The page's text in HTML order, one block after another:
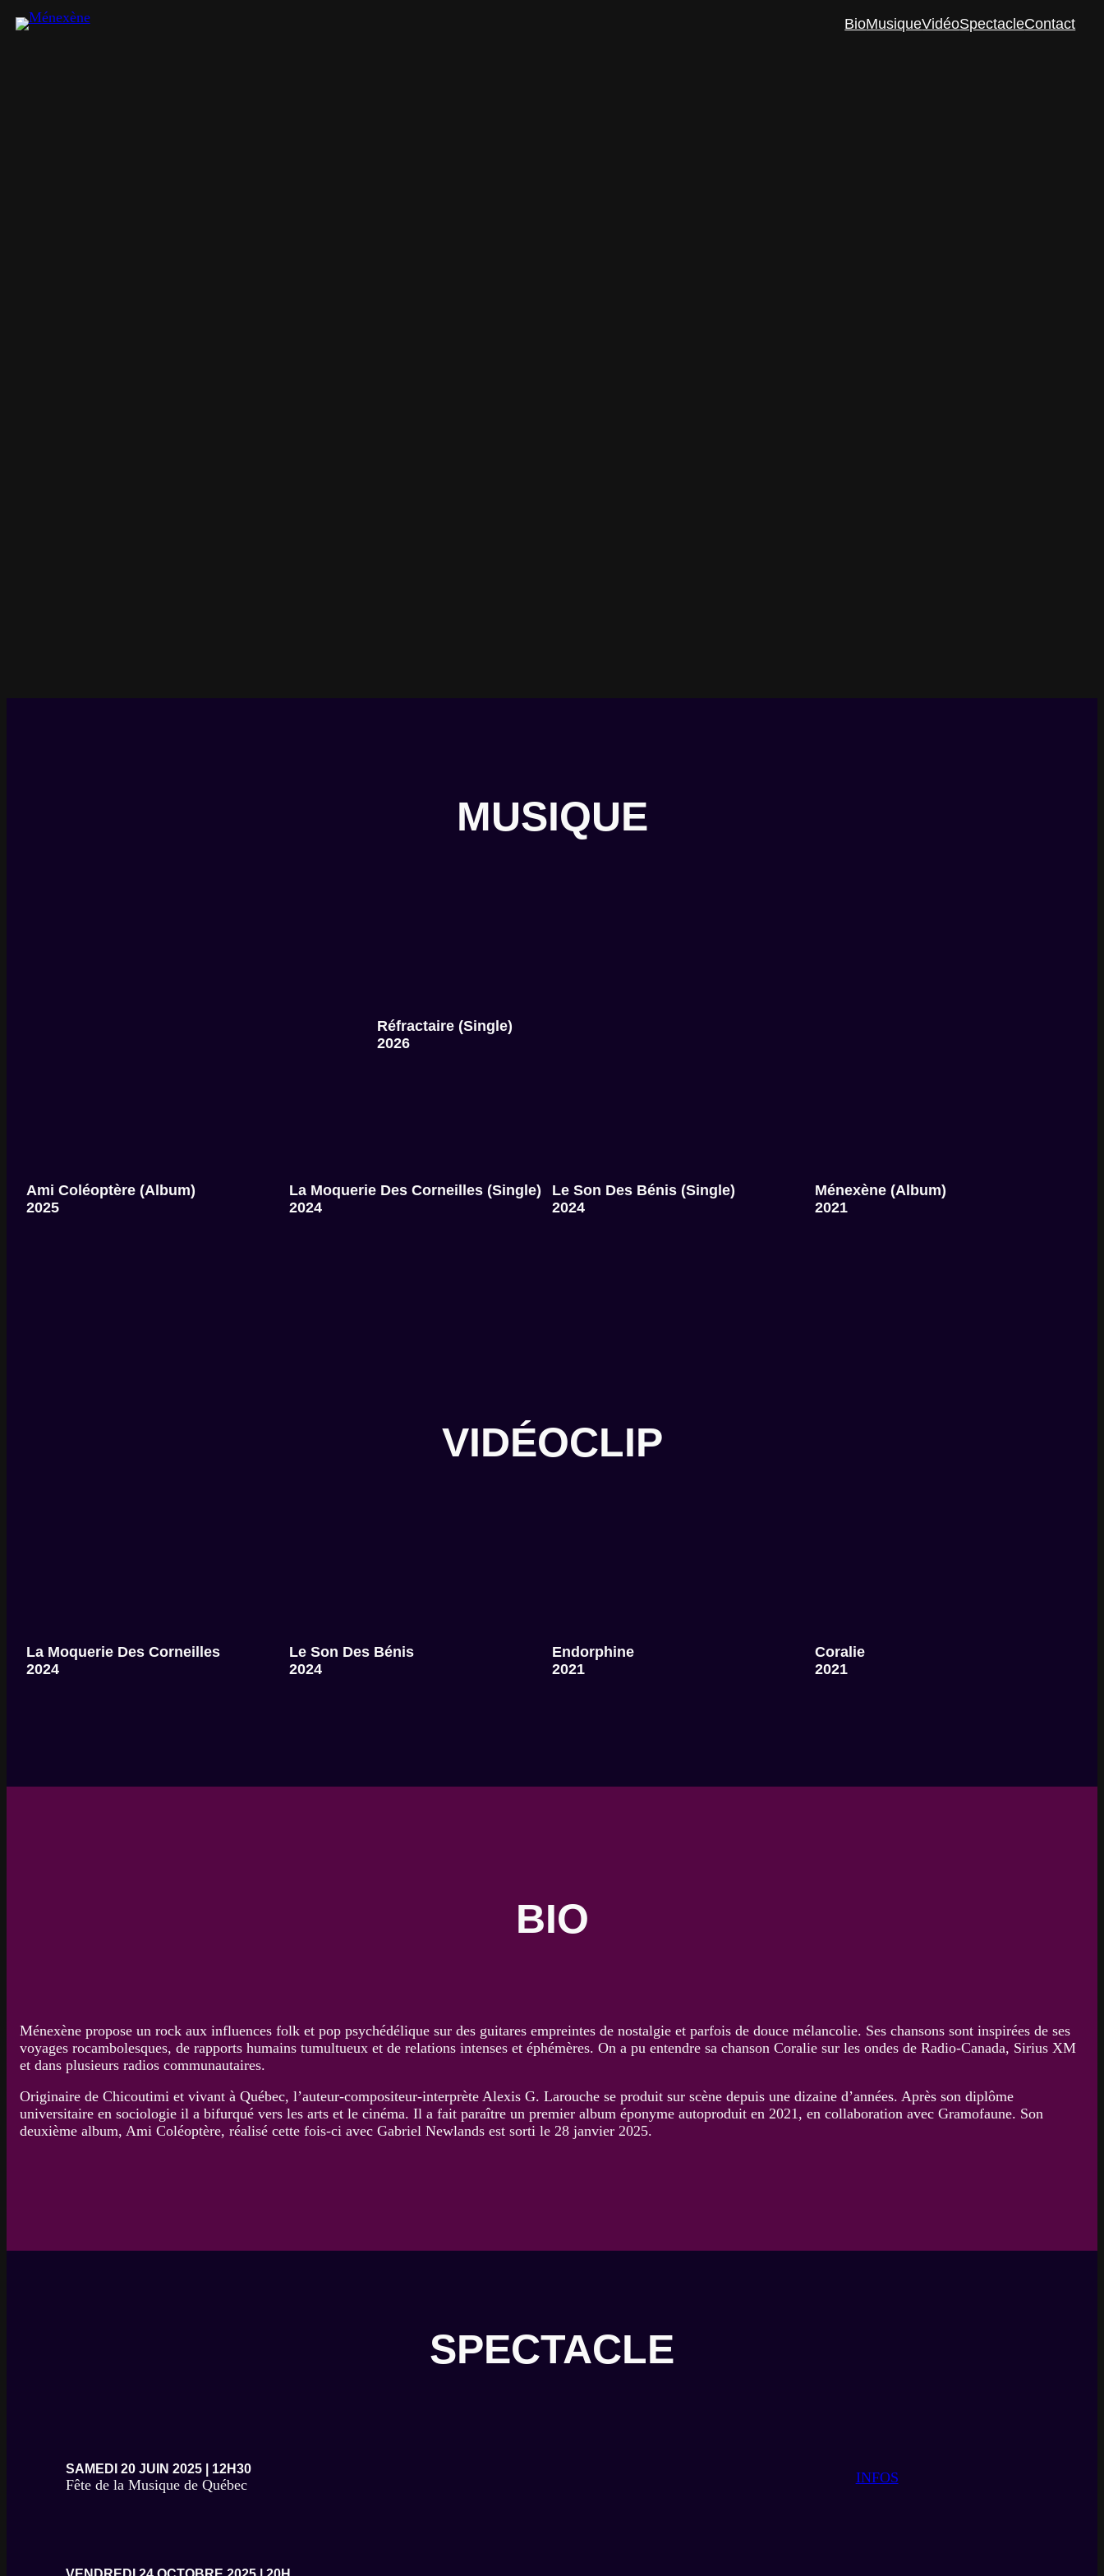
BioMusiqueVidéoSpectacleContact
MUSIQUE
Réfractaire (Single)
2026
Ami Coléoptère (album)
2025
La Moquerie Des Corneilles (single)​
2024
Le Son Des Bénis (single)​
2024
Ménexène (album)​
2021
VIDÉOCLIP
La Moquerie Des Corneilles
2024
Le Son Des Bénis
2024
Endorphine
2021
Coralie
2021
BIO
Ménexène propose un rock aux influences folk et pop psychédélique sur des guitares empreintes de nostalgie et parfois de douce mélancolie. Ses chansons sont inspirées de ses
voyages rocambolesques, de rapports humains tumultueux et de relations intenses et éphémères. On a pu entendre sa chanson Coralie sur les ondes de Radio-Canada, Sirius XM
et dans plusieurs radios communautaires.
Originaire de Chicoutimi et vivant à Québec, l’auteur-compositeur-interprète Alexis G. Larouche se produit sur scène depuis une dizaine d’années. Après son diplôme
universitaire en sociologie il a bifurqué vers les arts et le cinéma. Il a fait paraître un premier album éponyme autoproduit en 2021, en collaboration avec Gramofaune. Son
deuxième album, Ami Coléoptère, réalisé cette fois-ci avec Gabriel Newlands est sorti le 28 janvier 2025.
SPECTACLE
SAMEDI 20 JUIN 2025 | 12H30
Fête de la Musique de Québec INFOS